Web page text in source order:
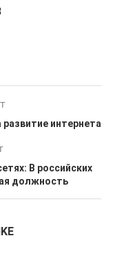
интернета
В российских
должность